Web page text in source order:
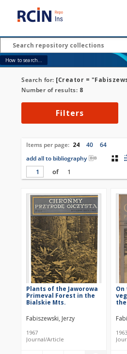
How to search...
Search for: [Creator =
Number of results: 8
Filters
Items per page: 24 40
64
add all to bibliography
of
1
Plants of the Jaworowa
Primeval Forest in the
Bialskie Mts.
Fabiszewski, Jerzy
1967
Journal/Article
1963